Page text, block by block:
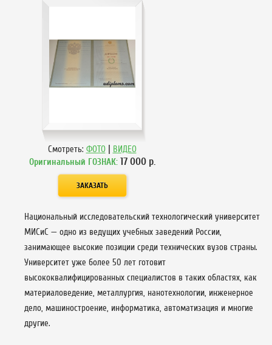
Смотреть: ФОТО | ВИДЕО
Оригинальный ГОЗНАК: 17 000р.
Национальный исследовательский технологический университет
МИСиС — одно из ведущих учебных заведений России,
занимающее высокие позиции среди технических вузов страны.
Университет уже более 50 лет готовит
высококвалифицированных специалистов в таких областях, как
материаловедение, металлургия, нанотехнологии, инженерное
дело, машиностроение, информатика, автоматизация и многие
другие.